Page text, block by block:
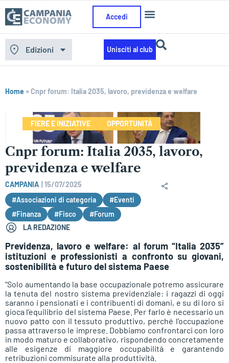
Accedi
Edizioni Unisciti al club
Home »Cnpr forum: Italia 2035, lavoro, previdenza e welfare
FIERE E INIZIATIVE OPPORTUNITÀ
Cnpr forum: Italia 2035, lavoro,
previdenza e welfare
CAMPANIA
15/07/2025
#Associazioni di categoria
#Eventi
#Finanza
#Fisco
#Forum
LA REDAZIONE
Previdenza, lavoro e welfare: al forum “Italia 2035”
istituzioni e professionisti a confronto su giovani,
sostenibilità e futuro del sistema Paese
“Solo aumentando la base occupazionale potremo assicurare
la tenuta del nostro sistema previdenziale: i ragazzi di oggi
saranno i pensionati e i contribuenti di domani, e su di loro si
gioca l’equilibrio del sistema Paese. Per farlo è necessario un
nuovo patto con il tessuto produttivo, perché l’occupazione
passa attraverso le imprese. Dobbiamo confrontarci con loro
in modo maturo e collaborativo, rispondendo concretamente
alle esigenze di maggiore occupabilità e garantendo
retribuzioni commisurate alla produttività.